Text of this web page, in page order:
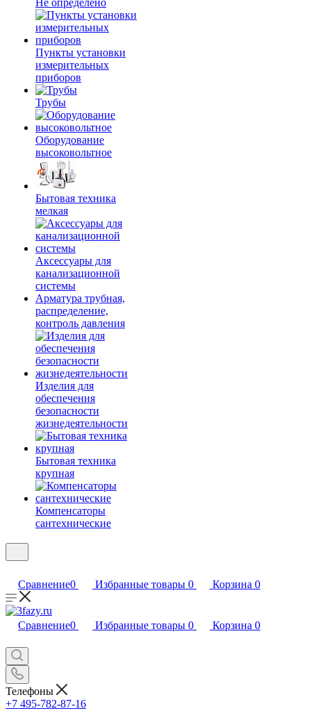
Не определено
Пункты установки
измерительных
приборов
Трубы
Оборудование
высоковольтное
Бытовая техника
мелкая
Аксессуары для
канализационной
системы
Арматура трубная,
распределение,
контроль давления
Изделия для
обеспечения
безопасности
жизнедеятельности
Бытовая техника
крупная
Компенсаторы
сантехнические
Сравнение0 Избранные товары 0 Корзина 0
Сравнение0 Избранные товары 0 Корзина 0
Телефоны
+7 495-782-87-16